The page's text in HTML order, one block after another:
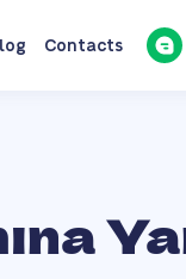
Contacts